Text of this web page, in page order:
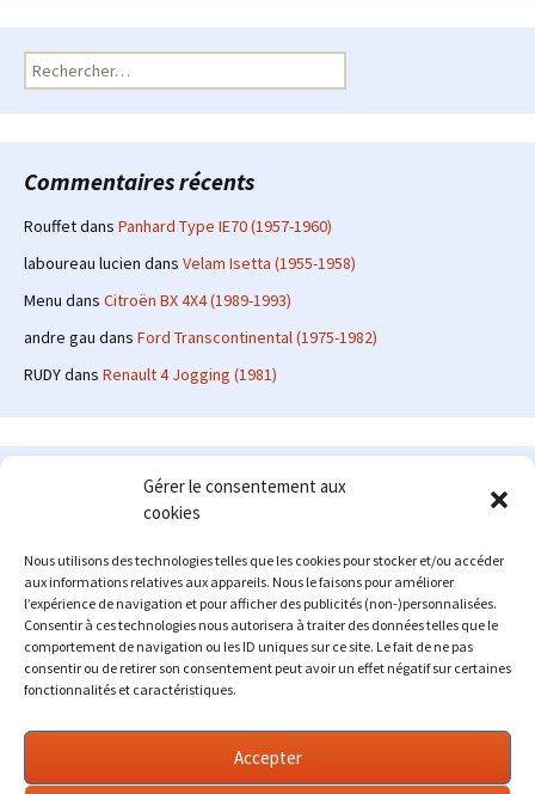
Gérer le consentement aux
cookies
Nous utilisons des technologies telles que les cookies pour stocker et/ou accéder
aux informations relatives aux appareils. Nous le faisons pour améliorer
l’expérience de navigation et pour afficher des publicités (non-)personnalisées.
Consentir à ces technologies nous autorisera à traiter des données telles que le
comportement de navigation ou les ID uniques sur ce site. Le fait de ne pas
consentir ou de retirer son consentement peut avoir un effet négatif sur certaines
fonctionnalités et caractéristiques.
Accepter
Rechercher :
Commentaires récents
Rouffetdans Panhard Type IE70 (1957-1960)
laboureau lucien dans Velam Isetta (1955-1958)
Menu dans Citroën BX 4X4 (1989-1993)
andre gau dans Ford Transcontinental (1975-1982)
RUDYdans Renault 4 Jogging (1981)
Le site en quelques mots
: passionné d'automobile ancienne depuis de
nombreuses années, j'ai commencé à partager ma passion sur
internet à partir de 2009 au travers d'un blog qui a connu un relatif
succès. Fin 2013, je décide de prendre mon autonomie et me lancer
avec mon propre site : l'Automobile Ancienne.
Me contacter : alex(at)lautomobileancienne.com